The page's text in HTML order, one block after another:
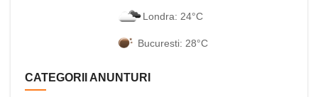
Londra: 24°C
Bucuresti: 28°C
CATEGORII ANUNTURI